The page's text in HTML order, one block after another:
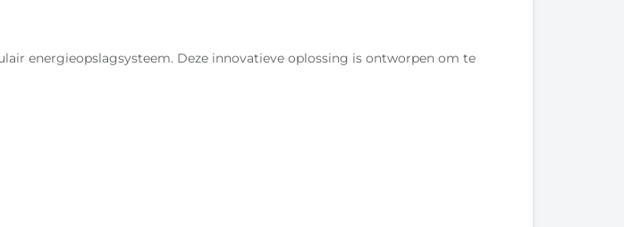
energieopslagsysteem. Deze innovatieve oplossing is ontworpen om te